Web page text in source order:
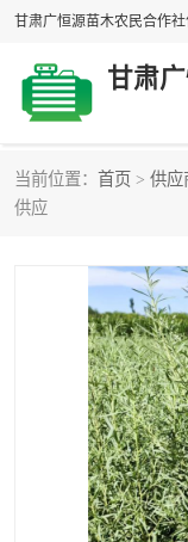
甘肃
当前位置： 首页 > 供应
供应新疆杨
圆冠榆
沙枣树
沙棘苗
砂生槐